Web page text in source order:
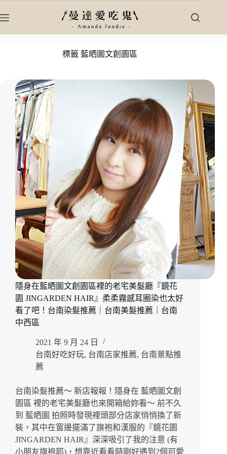
至
標籤 藍晒圖文創園區
隱身在藍晒圖文創園區裡的老宅美髮廳『鏡花
園 JINGARDEN HAIR』柔柔霧感耳圈染也太好
看了吧！台南染髮推薦｜台南美髮推薦｜台南
中西區
2021 年 9 月 24 日
台南好吃好玩, 台南店家推薦, 台南景點推
薦
台南染髮推薦～ 新店報報！隱身在 藍晒圖文創
園區 裡的老宅美髮廳也來開箱給妳看～ 前不久
到 藍晒圖 拍照時發現裡頭部分店家悄悄換了新
裝，其中在窗邊擺滿了旗袍和漢服的『鏡花園
JINGARDEN HAIR』深深吸引了我的注意 (有
小朋友旗袍耶)，想靠近看看時剛好遇到2個可愛